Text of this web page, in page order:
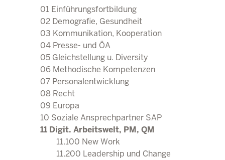
Direkt zum Inhalt
22 Demografie,
23 Kommunikation,
25 Gleichstellung u.
26 Methodische
30 Soziale
31 Digit. Arbeitswelt,
01 Einführungsfortbildung
02 Demografie, Gesundheit
03 Kommunikation, Kooperation
04 Presse- und ÖA
05 Gleichstellung u. Diversity
06 Methodische Kompetenzen
07 Personalentwicklung
08 Recht
09 Europa
10 Soziale Ansprechpartner SAP
11 Digit. Arbeitswelt, PM, QM
11.100 New Work
11.200 Leadership und Change